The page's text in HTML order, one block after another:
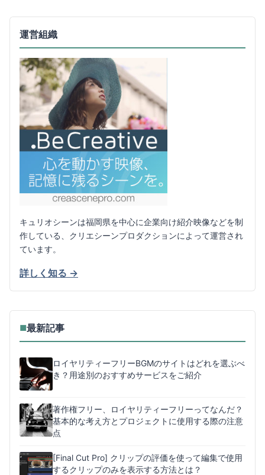
運営組織
キュリオシーンは福岡県を中心に企業向け紹介映像などを制
作している、クリエシーンプロダクションによって運営され
ています。
詳しく知る →
■最新記事
ロイヤリティーフリーBGMのサイトはどれを選ぶべ
き？用途別のおすすめサービスをご紹介
著作権フリー、ロイヤリティーフリーってなんだ？
基本的な考え方とプロジェクトに使用する際の注意
点
[Final Cut Pro] クリップの評価を使って編集で使用
するクリップのみを表示する方法とは？